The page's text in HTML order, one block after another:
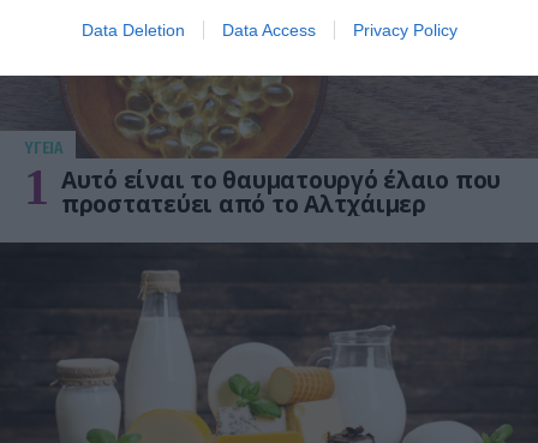
Data Deletion Data Access Privacy Policy
ΥΓΕΙΑ
1 Αυτό είναι το θαυματουργό έλαιο που
προστατεύει από το Αλτχάιμερ